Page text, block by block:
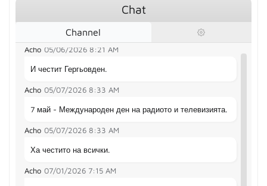
Chat
Channel
Честит празник на всички.
Acho 05/06/2026 8:21 AM
И честит Гергьовден.
Acho 05/07/2026 8:33 AM
7 май - Международен ден на радиото и телевизията.
Acho 05/07/2026 8:33 AM
Ха честито на всички.
Acho 07/01/2026 7:15 AM